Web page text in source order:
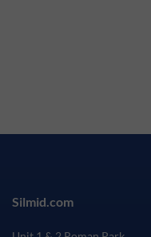
Silmid.com